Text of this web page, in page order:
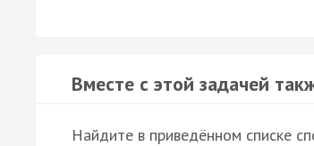
Вместе с этой задачей
Найдите в приведённом списке